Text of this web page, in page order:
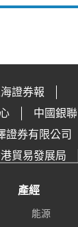
海證券報
中國銀聯
證券有限公司
貿易發展局
產經
能源